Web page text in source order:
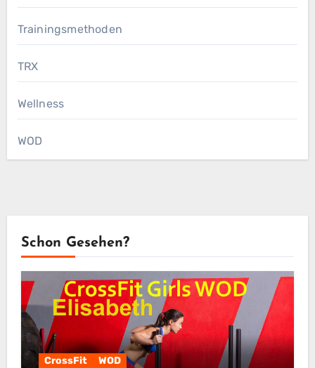
Trainingsmethoden
TRX
Wellness
WOD
Schon Gesehen?
CrossFit WOD